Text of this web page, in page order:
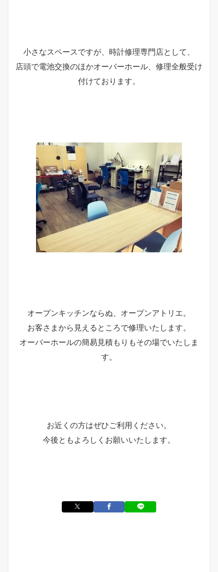
小さなスペースですが、時計修理専門店として、
店頭で電池交換のほかオーバーホール、修理全般受け
付けております。
オープンキッチンならぬ、オープンアトリエ。
お客さまから見えるところで修理いたします。
オーバーホールの簡易見積もりもその場でいたしま
す。
お近くの方はぜひご利用ください。
今後ともよろしくお願いいたします。